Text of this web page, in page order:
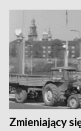
Zmieniający